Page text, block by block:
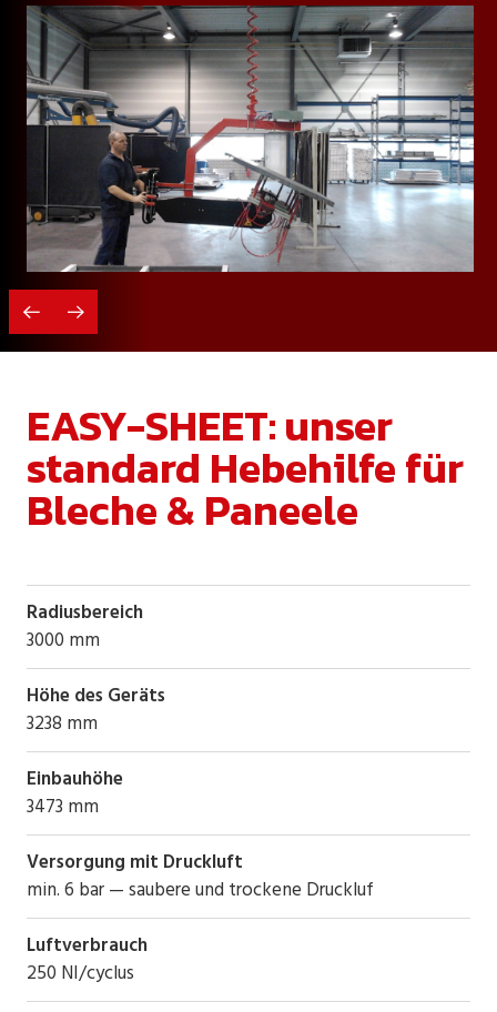
EASY-SHEET: unser
standard Hebehilfe für
Bleche & Paneele
Radiusbereich
3000 mm
Höhe des Geräts
3238 mm
Einbauhöhe
3473 mm
Versorgung mit Druckluft
min. 6 bar — saubere und trockene Druckluf
Luftverbrauch
250 NI/cyclus